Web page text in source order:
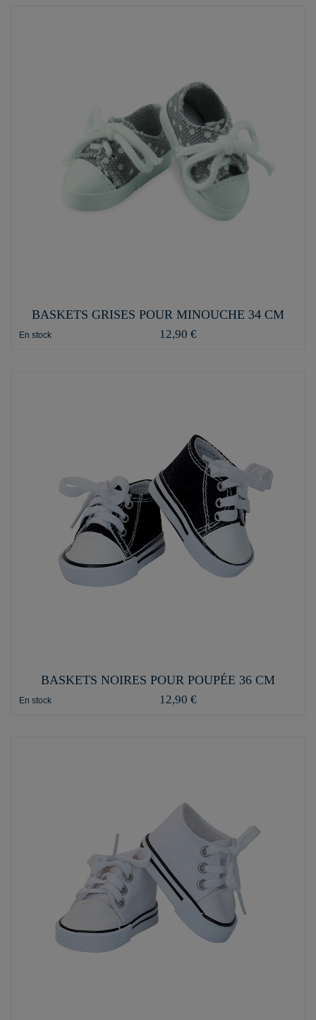
BASKETS GRISES POUR MINOUCHE 34 CM
En stock 12,90 €
BASKETS NOIRES POUR POUPÉE 36 CM
En stock 12,90 €